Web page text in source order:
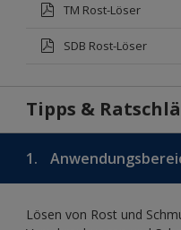
TM Rost-Löser
SDB Rost-Löser
Tipps &
1.
Lösen von Rost und